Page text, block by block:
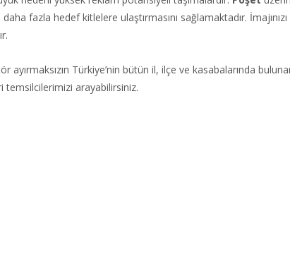
fazla hedef kitlelere ulaştırmasını sağlamaktadır.
ayırmaksızın Türkiye’nin bütün il, ilçe ve kasabalarında
temsilcilerimizi arayabilirsiniz.